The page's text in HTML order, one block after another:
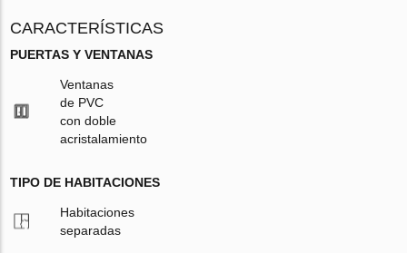
CARACTERÍSTICAS
PUERTAS Y VENTANAS
Ventanas
de PVC
con doble
acristalamiento
TIPO DE HABITACIONES
Habitaciones
separadas